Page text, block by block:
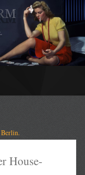
House-